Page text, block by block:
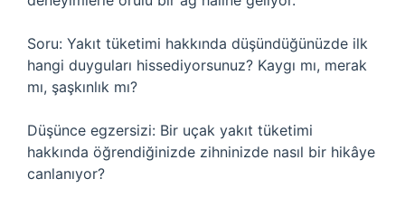
Soru: Yakıt tüketimi hakkında düşündüğünüzde ilk
hangi duyguları hissediyorsunuz? Kaygı mı, merak
mı, şaşkınlık mı?
Düşünce egzersizi: Bir uçak yakıt tüketimi
hakkında öğrendiğinizde zihninizde nasıl bir hikâye
canlanıyor?